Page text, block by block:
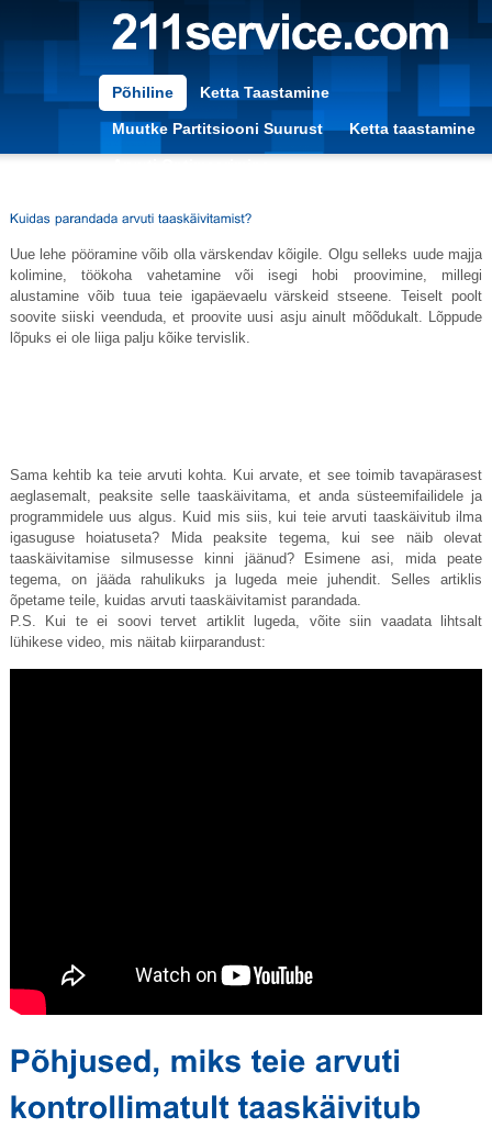
Põhiline Ketta Taastamine
Muutke Partitsiooni Suurust Ketta taastamine
Uue lehe pööramine võib olla värskendav kõigile. Olgu selleks uude majja
kolimine, töökoha vahetamine või isegi hobi proovimine, millegi
alustamine võib tuua teie igapäevaelu värskeid stseene. Teiselt poolt
soovite siiski veenduda, et proovite uusi asju ainult mõõdukalt. Lõppude
lõpuks ei ole liiga palju kõike tervislik.
Sama kehtib ka teie arvuti kohta. Kui arvate, et see toimib tavapärasest
aeglasemalt, peaksite selle taaskäivitama, et anda süsteemifailidele ja
programmidele uus algus. Kuid mis siis, kui teie arvuti taaskäivitub ilma
igasuguse hoiatuseta? Mida peaksite tegema, kui see näib olevat
taaskäivitamise silmusesse kinni jäänud? Esimene asi, mida peate
tegema, on jääda rahulikuks ja lugeda meie juhendit. Selles artiklis
õpetame teile, kuidas arvuti taaskäivitamist parandada.
P.S. Kui te ei soovi tervet artiklit lugeda, võite siin vaadata lihtsalt
lühikese video, mis näitab kiirparandust: